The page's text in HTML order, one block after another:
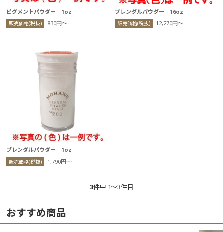
ピグメントパウダー 1oz
販売価格(税抜) 830円〜
ブレンダルパウダー 16oz
販売価格(税抜) 12,270円〜
ブレンダルパウダー 1oz
販売価格(税抜) 1,790円〜
3件中 1〜3件目
おすすめ商品